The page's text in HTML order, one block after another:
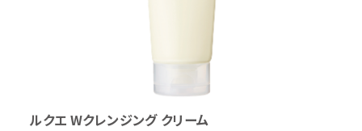
ルクエ Wクレンジング クリーム